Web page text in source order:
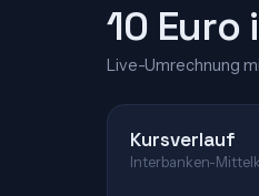
10
Live-Umrechnung
Kursverlauf
Interbanken-